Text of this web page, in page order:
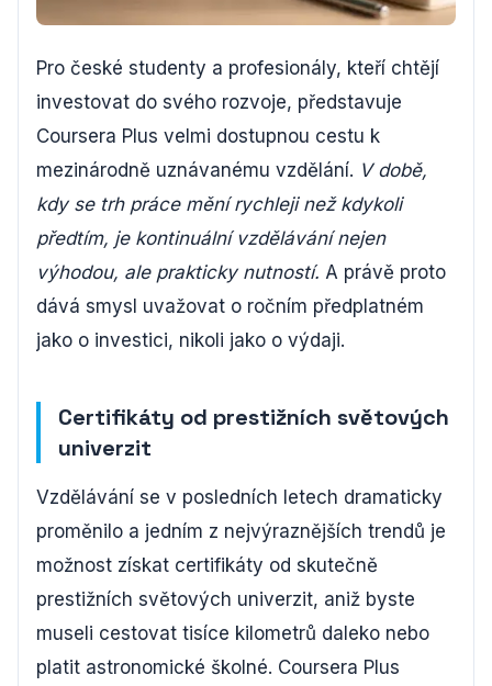
Pro české studenty a profesionály, kteří chtějí
investovat do svého rozvoje, představuje
Coursera Plus velmi dostupnou cestu k
mezinárodně uznávanému vzdělání. V době,
kdy se trh práce mění rychleji než kdykoli
předtím, je kontinuální vzdělávání nejen
výhodou, ale prakticky nutností. A právě proto
dává smysl uvažovat o ročním předplatném
jako o investici, nikoli jako o výdaji.
Certifikáty od prestižních světových
univerzit
Vzdělávání se v posledních letech dramaticky
proměnilo a jedním z nejvýraznějších trendů je
možnost získat certifikáty od skutečně
prestižních světových univerzit, aniž byste
museli cestovat tisíce kilometrů daleko nebo
platit astronomické školné. Coursera Plus